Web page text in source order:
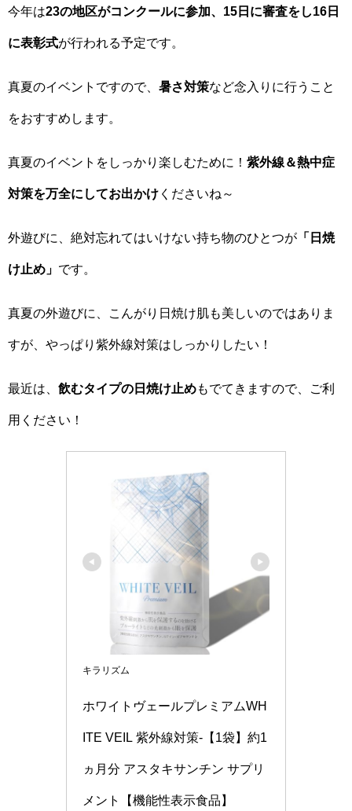
今年は23の地区がコンクールに参加、15日に審査をし16日
に表彰式が行われる予定です。
真夏のイベントですので、 暑さ対策など念入りに行うこと
をおすすめします。
真夏のイベントをしっかり楽しむために！ 紫外線＆熱中症
対策を万全にしてお出かけ くださいね～
外遊びに、絶対忘れてはいけない持ち物のひとつが 「日焼
け止め」 です。
真夏の外遊びに、こんがり日焼け肌も美しいのではありま
すが、やっぱり紫外線対策はしっかりしたい！
最近は、 飲むタイプの日焼け止めもでてきますので、ご利
用ください！
キラリズム
ホワイトヴェールプレミアムWH
ITE VEIL 紫外線対策-【1袋】約1
ヵ月分 アスタキサンチン サプリ
メント【機能性表示食品】